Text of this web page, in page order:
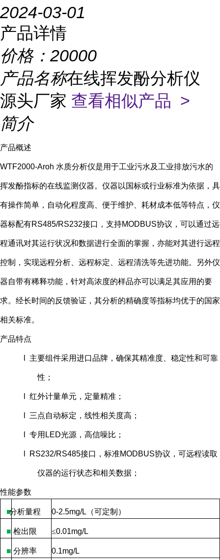
2024-03-01
产品详情
价格： 20000
产品名称在线挥发酚分析仪
源头厂家 查看相似产品 >
简介
产品概述
WTF2000-Aroh 水质分析仪是用于工业污水及工业排放污水的
挥发酚指标的在线监测仪器。仪器以国标或行业标准为依据，具
有操作简单，自动化程度高、便于维护、耗材成本低等特点，仪
器标配有RS485/RS232接口，支持MODBUS协议，可以通过远
程通讯对其运行状况和数据进行全面的掌握，亦能对其进行远程
控制，实现远程分析、远程标定、远程清洗等先进功能。另外仪
器自带有稀释功能，针对高浓度的样品亦可以满足其应用的要
求。经长时间的反馈验证，其分析的精确度等指标均优于的国家
相关标准。
产品特点
l 主要组件采用进口品牌，确保其精准度、稳定性和可靠
性；
l 红外计量单元，定量精准；
l 三点自动标定，线性相关度高；
l 专用LED光源，高信噪比；
l RS232/RS485接口，标准MODBUS协议，可远程读取
仪器的运行状态和相关数据；
性能参数
■分析量程 0-2.5mg/L （可定制）
■ 检出限 ≤0.01mg/L
■ 分辨率 0.1mg/L